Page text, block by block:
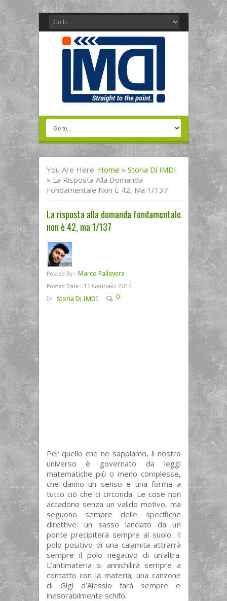
You Are Here: Home » Storia Di IMDI
» La Risposta Alla Domanda
Fondamentale Non È 42, Ma 1/137
La risposta alla domanda fondamentale
non è 42, ma 1/137
Posted By : Marco Pallavera
Posted Date : 11 Gennaio 2014
In Storia Di IMDI 0
Per quello che ne sappiamo, il nostro
universo è governato da leggi
matematiche più o meno complesse,
che danno un senso e una forma a
tutto ciò che ci circonda. Le cose non
accadono senza un valido motivo, ma
seguono sempre delle specifiche
direttive: un sasso lanciato da un
ponte precipiterà sempre al suolo. Il
polo positivo di una calamita attrarrà
sempre il polo negativo di un’altra.
L’antimateria si annichilirà sempre a
contatto con la materia; una canzone
di Gigi d’Alessio farà sempre e
inesorabilmente schifo.